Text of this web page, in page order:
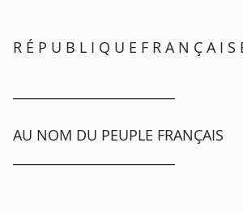
R É P U B L I Q U E F R A N Ç A I S
AU NOM DU PEUPLE FRANÇAIS